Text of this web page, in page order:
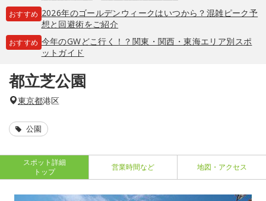
おすすめ 2026年のゴールデンウィークはいつから？混雑ピーク予
想と回避術をご紹介
おすすめ 今年のGWどこ行く！？関東・関西・東海エリア別スポ
ットガイド
都立芝公園
東京都港区
公園
スポット詳細
トップ
営業時間など 地図・アクセス